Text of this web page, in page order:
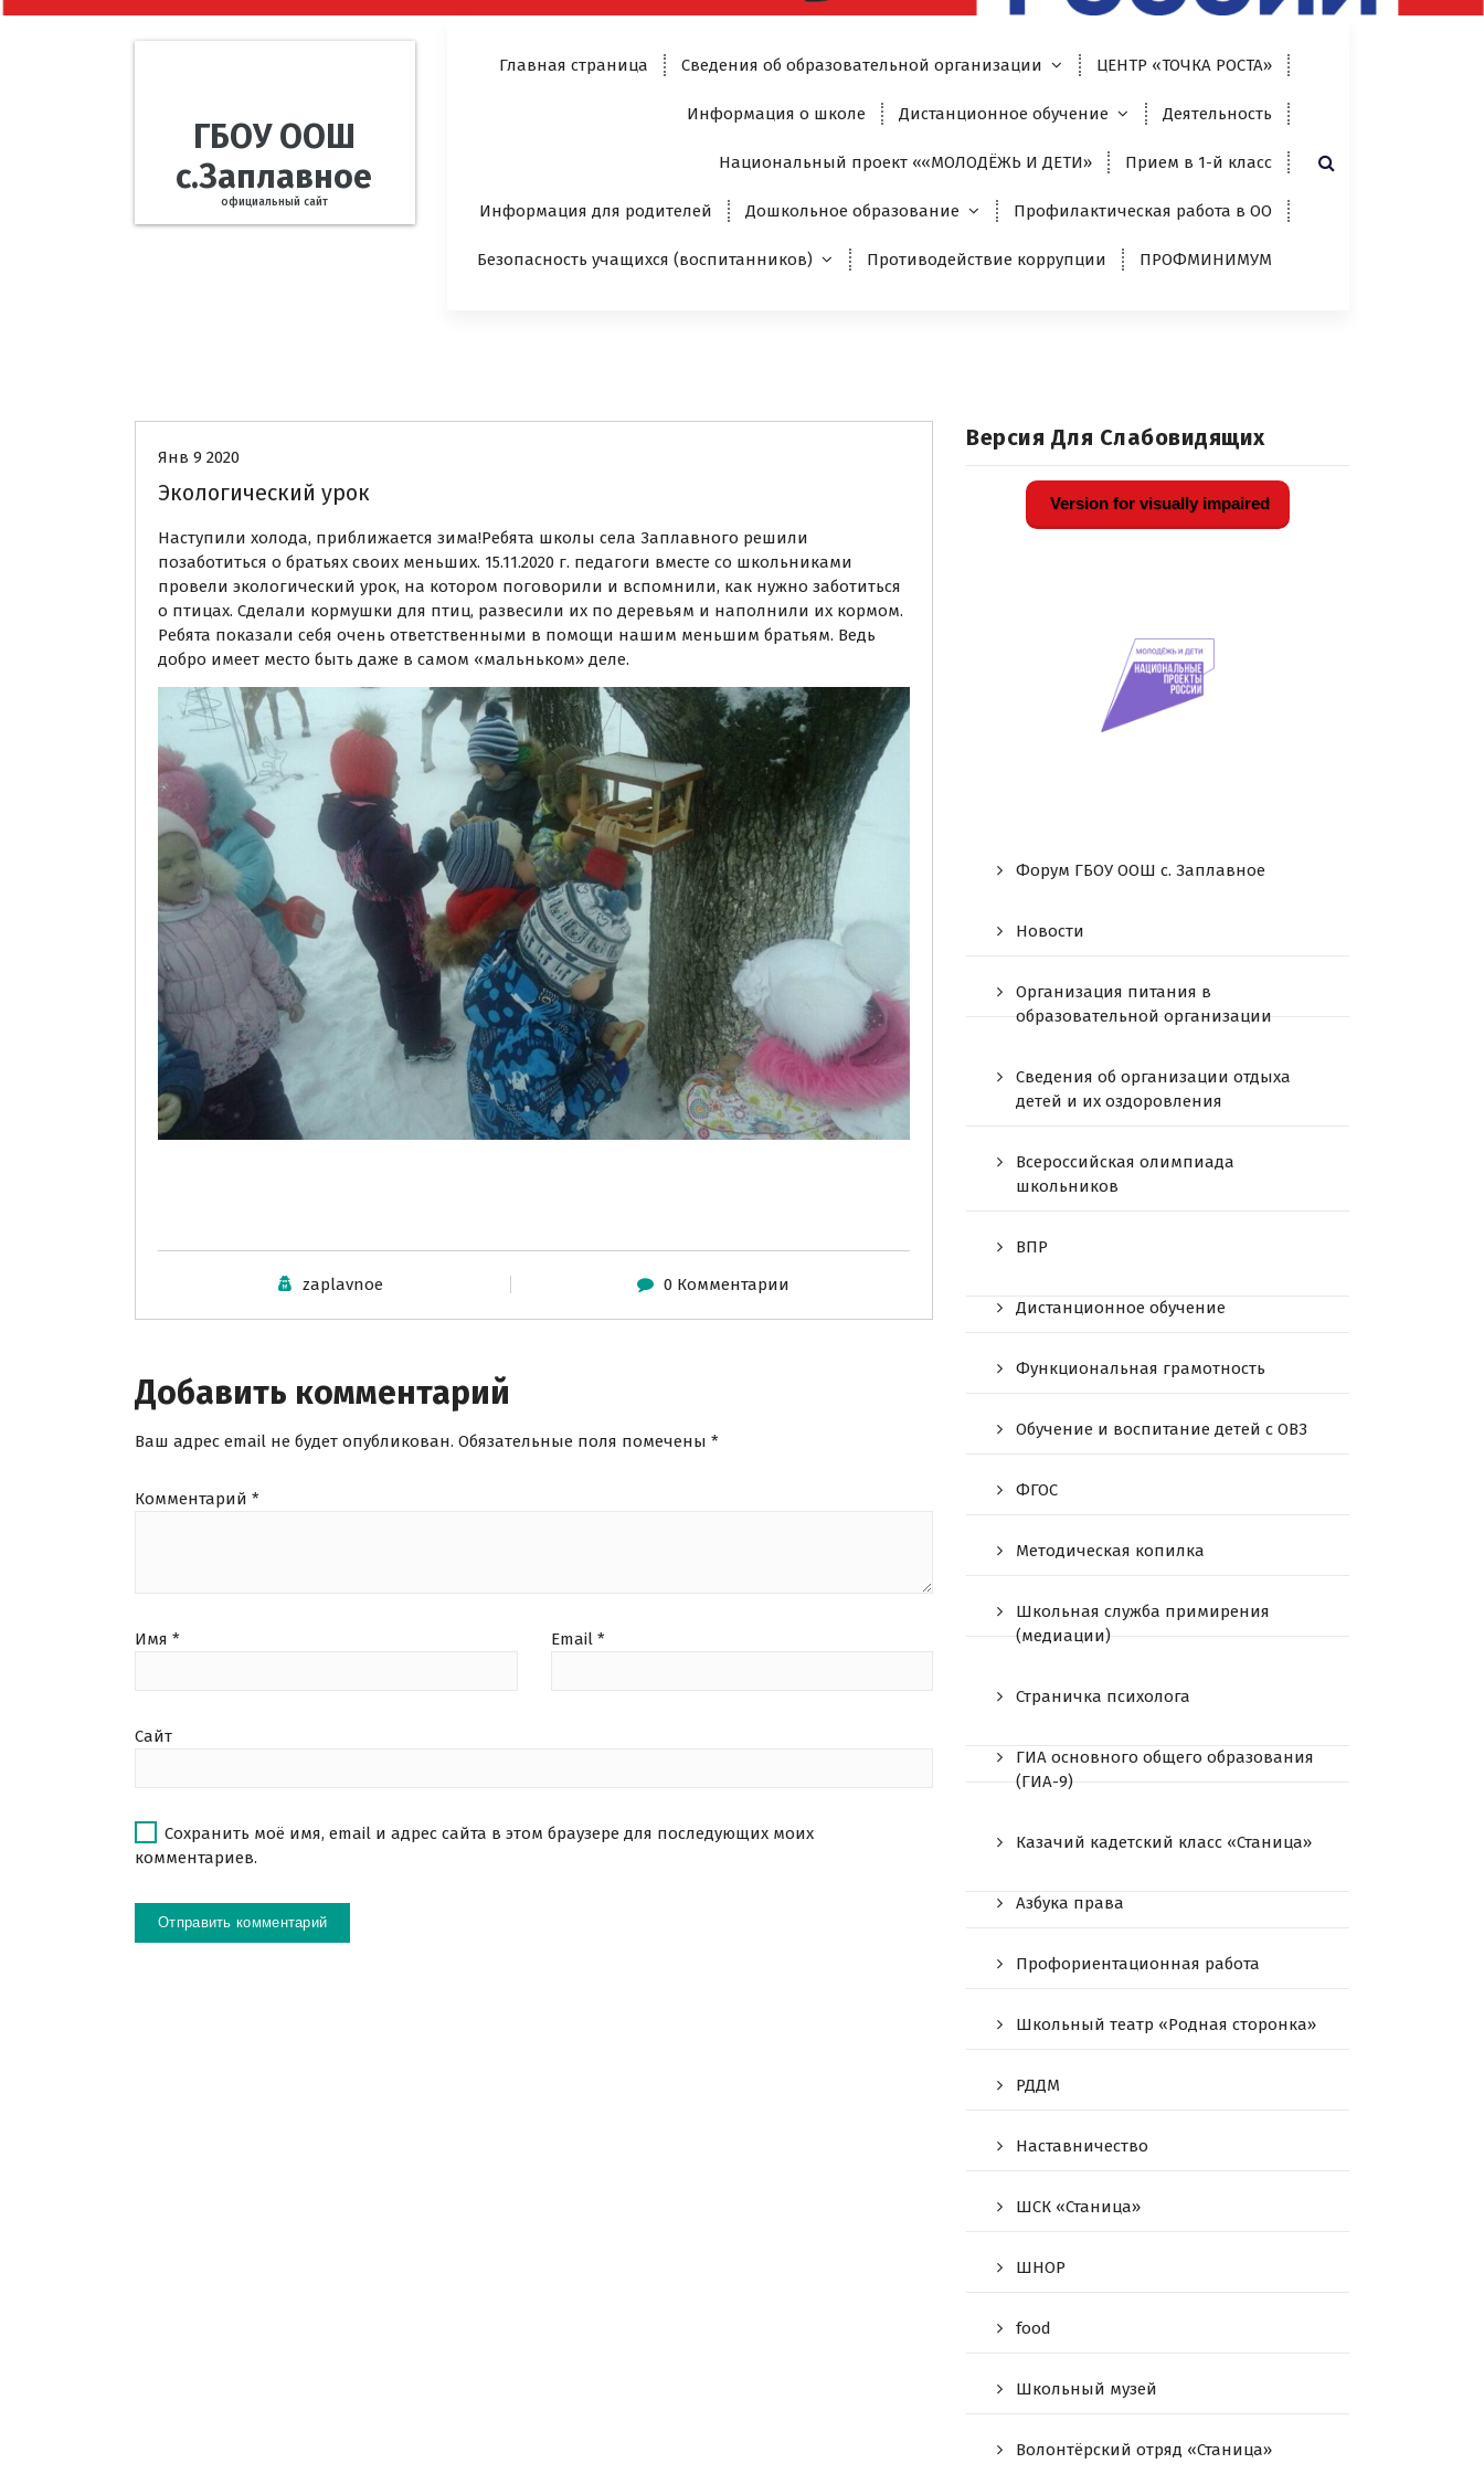
ГБОУ ООШ
с.Заплавное
официальный сайт
Главная страница Сведения об образовательной организации ЦЕНТР «ТОЧКА РОСТА»
Информация о школе Дистанционное обучение Деятельность
Национальный проект ««МОЛОДЁЖЬ И ДЕТИ» Прием в 1-й класс
Информация для родителей Дошкольное образование Профилактическая работа в ОО
Безопасность учащихся (воспитанников) Противодействие коррупции ПРОФМИНИМУМ
Янв 9 2020
Экологический урок
Наступили холода, приближается зима!Ребята школы села Заплавного решили
позаботиться о братьях своих меньших. 15.11.2020 г. педагоги вместе со школьниками
провели экологический урок, на котором поговорили и вспомнили, как нужно заботиться
о птицах. Сделали кормушки для птиц, развесили их по деревьям и наполнили их кормом.
Ребята показали себя очень ответственными в помощи нашим меньшим братьям. Ведь
добро имеет место быть даже в самом «мальньком» деле.
zaplavnoe 0 Комментарии
Добавить комментарий
Ваш адрес email не будет опубликован. Обязательные поля помечены *
Комментарий *
Имя * Email *
Сайт
Сохранить моё имя, email и адрес сайта в этом браузере для последующих моих
комментариев.
Версия Для Слабовидящих
Version for visually impaired
Форум ГБОУ ООШ c. Заплавное
Новости
Организация питания в
образовательной организации
Сведения об организации отдыха
детей и их оздоровления
Всероссийская олимпиада
школьников
ВПР
Дистанционное обучение
Функциональная грамотность
Обучение и воспитание детей с ОВЗ
ФГОС
Методическая копилка
Школьная служба примирения
(медиации)
Страничка психолога
ГИА основного общего образования
(ГИА-9)
Казачий кадетский класс «Станица»
Азбука права
Профориентационная работа
Школьный театр «Родная сторонка»
РДДМ
Наставничество
ШСК «Станица»
ШНОР
food
Школьный музей
Волонтёрский отряд «Станица»